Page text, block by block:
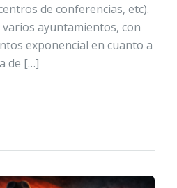
de conferencias, etc).
ayuntamientos, con
exponencial en cuanto a
de […]